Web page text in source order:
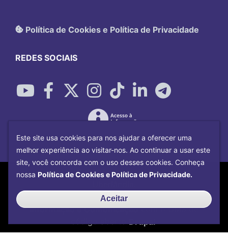
Política de Cookies e Política de Privacidade
REDES SOCIAIS
Copyright©2026Universidade Federal
Centro de Tecnologia da
Informação e Comunicaçãocom o CMS de
código aberto
Drupal
Este site usa cookies para nos ajudar a oferecer uma
melhor experiência ao visitar-nos. Ao continuar a usar este
site, você concorda com o uso desses cookies. Conheça
nossa Política de Cookies e Política de Privacidade.
Aceitar